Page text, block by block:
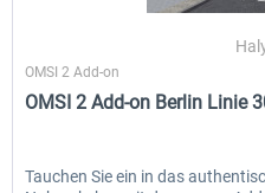
OMSI 2 Add-on
OMSI 2 Add-on Berlin Linie
Tauchen Sie ein in das